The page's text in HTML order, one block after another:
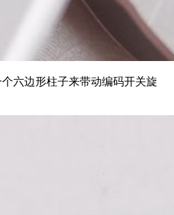
六边形柱子来带动编码开关旋